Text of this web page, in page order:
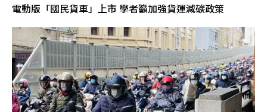
電動版「國民貨車」上市 學者籲加強貨運減碳政策